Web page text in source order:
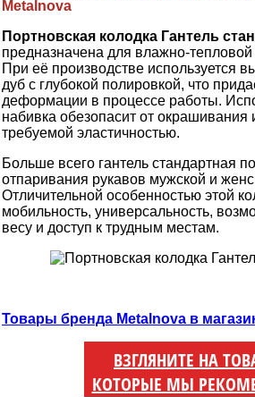
Metalnova
Портновская колодка Гантель
предназначена для влажно-тепловой
При её производстве используется
дуб с глубокой полировкой, что
деформации в процессе работы.
набивка обезопасит от окрашивания
требуемой эластичностью.
Больше всего гантель стандартная
отпаривания рукавов мужской и
Отличительной особенностью этой
мобильность, универсальность,
весу и доступ к трудным местам.
Товары бренда Metalnova в
ВЗГЛЯНИТЕ НА
КОТОРЫЕ МЫ